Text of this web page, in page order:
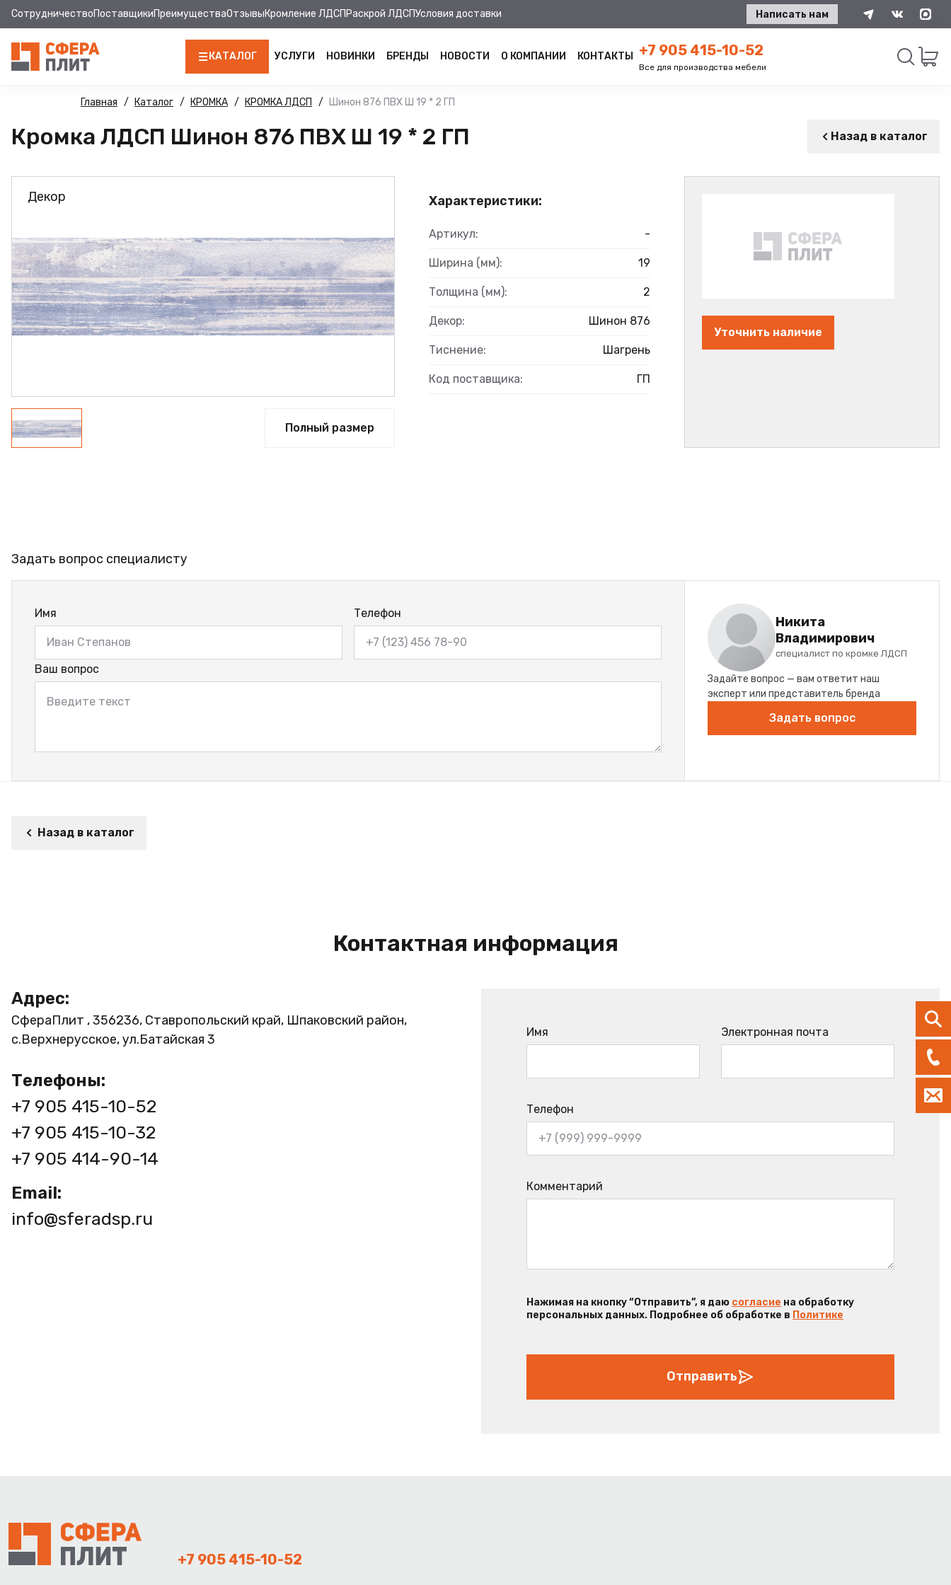
СотрудничествоПоставщикиПреимуществаОтзывыКромление ЛДСП Раскрой ЛДСПУсловия доставки Написать нам
КАТАЛОГ
ЛДСП
КРОМКА
ХДФ
ДВПО
ФАНЕРА
УСЛУГИ НОВИНКИ БРЕНДЫ НОВОСТИ О КОМПАНИИ КОНТАКТЫ +7 905 415-10-52
Все для производства мебели
Главная Каталог КРОМКА КРОМКА ЛДСП Шинон 876 ПВХ Ш 19 * 2 ГП
Кромка ЛДСП Шинон 876 ПВХ Ш 19 * 2 ГП Назад в каталог
Декор
Полный размер
Характеристики:
Артикул: -
Ширина (мм): 19
Толщина (мм): 2
Декор: Шинон 876
Тиснение: Шагрень
Код поставщика: ГП
Уточнить наличие
Задать вопрос специалисту
Имя Телефон
Ваш вопрос
Никита
Владимирович
специалист по кромке ЛДСП
Задайте вопрос — вам ответит наш
эксперт или представитель бренда
Задать вопрос
Назад в каталог
Контактная информация
Адрес:
СфераПлит , 356236, Ставропольский край, Шпаковский район,
с.Верхнерусское, ул.Батайская 3
Телефоны:
+7 905 415-10-52
+7 905 415-10-32
+7 905 414-90-14
Email:
info@sferadsp.ru
Имя Электронная почта
Телефон
Комментарий
Нажимая на кнопку “Отправить”, я даю согласие на обработку
персональных данных. Подробнее об обработке в Политике
Отправить
+7 905 415-10-52